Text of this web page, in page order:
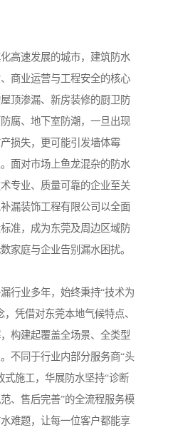
高速发展的城市，建筑防水
商业运营与工程安全的核心
顶渗漏、新房装修的厨卫防
腐、地下室防潮，一旦出现
损失，更可能引发墙体霉
面对市场上鱼龙混杂的防水
专业、质量可靠的企业至关
漏装饰工程有限公司以全面
准，成为东莞及周边区域防
家庭与企业告别漏水困扰。
行业多年，始终秉持“技术为
凭借对东莞本地气候特点、
构建起覆盖全场景、全类型
不同于行业内部分服务商“头
式施工，华展防水坚持“诊断
、售后完善”的全流程服务模
难题，让每一位客户都能享